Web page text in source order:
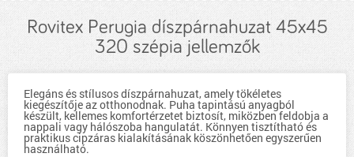
Rovitex Perugia díszpárnahuzat 45x45
320 szépia jellemzők
Elegáns és stílusos díszpárnahuzat, amely tökéletes
kiegészítője az otthonodnak. Puha tapintású anyagból
készült, kellemes komfortérzetet biztosít, miközben feldobja a
nappali vagy hálószoba hangulatát. Könnyen tisztítható és
praktikus cipzáras kialakításának köszönhetően egyszerűen
használható.